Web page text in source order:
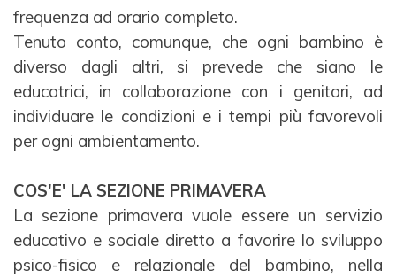
frequenza ad orario completo.
Tenuto conto, comunque, che ogni bambino è
diverso dagli altri, si prevede che siano le
educatrici, in collaborazione con i genitori, ad
individuare le condizioni e i tempi più favorevoli
per ogni ambientamento.
COS'E' LA SEZIONE PRIMAVERA
La sezione primavera vuole essere un servizio
educativo e sociale diretto a favorire lo sviluppo
psico-fisico e relazionale del bambino, nella